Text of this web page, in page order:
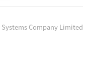
クソリューション
」
Company Limited